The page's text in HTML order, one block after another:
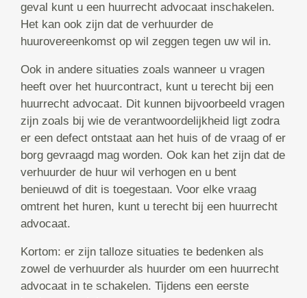
geval kunt u een huurrecht advocaat inschakelen.
Het kan ook zijn dat de verhuurder de
huurovereenkomst op wil zeggen tegen uw wil in.
Ook in andere situaties zoals wanneer u vragen
heeft over het huurcontract, kunt u terecht bij een
huurrecht advocaat. Dit kunnen bijvoorbeeld vragen
zijn zoals bij wie de verantwoordelijkheid ligt zodra
er een defect ontstaat aan het huis of de vraag of er
borg gevraagd mag worden. Ook kan het zijn dat de
verhuurder de huur wil verhogen en u bent
benieuwd of dit is toegestaan. Voor elke vraag
omtrent het huren, kunt u terecht bij een huurrecht
advocaat.
Kortom: er zijn talloze situaties te bedenken als
zowel de verhuurder als huurder om een huurrecht
advocaat in te schakelen. Tijdens een eerste